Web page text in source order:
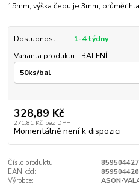
15mm, výška čepu je 3mm, průměr
Dostupnost
1-4 týdny
Varianta produktu - BALENÍ
328,89 Kč
271,81 Kč bez DPH
Momentálně není k dispozici
Číslo produktu:
EAN kód:
Výrobce:
ASON-